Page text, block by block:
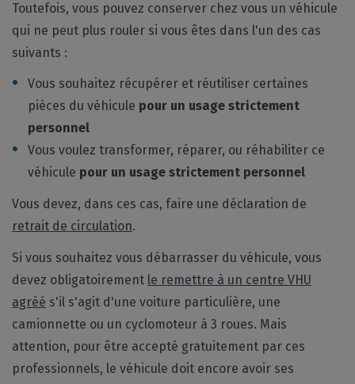
Toutefois, vous pouvez conserver chez vous un véhicule
qui ne peut plus rouler si vous êtes dans l'un des cas
suivants :
Vous souhaitez récupérer et réutiliser certaines
pièces du véhicule pour un usage strictement
personnel
Vous voulez transformer, réparer, ou réhabiliter ce
véhicule pour un usage strictement personnel
Vous devez, dans ces cas, faire une déclaration de
retrait de circulation.
Si vous souhaitez vous débarrasser du véhicule, vous
devez obligatoirement le remettre à un centre VHU
agréé s'il s'agit d'une voiture particulière, une
camionnette ou un cyclomoteur à 3 roues. Mais
attention, pour être accepté gratuitement par ces
professionnels, le véhicule doit encore avoir ses